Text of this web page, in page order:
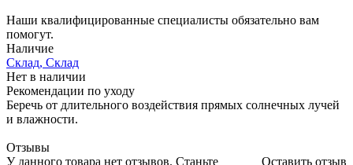
Наши квалифицированные специалисты обязательно вам
помогут.
Наличие
Склад, Склад
Нет в наличии
Рекомендации по уходу
Беречь от длительного воздействия прямых солнечных лучей
и влажности.
Отзывы
Оставить отзыв
У данного товара нет отзывов. Станьте